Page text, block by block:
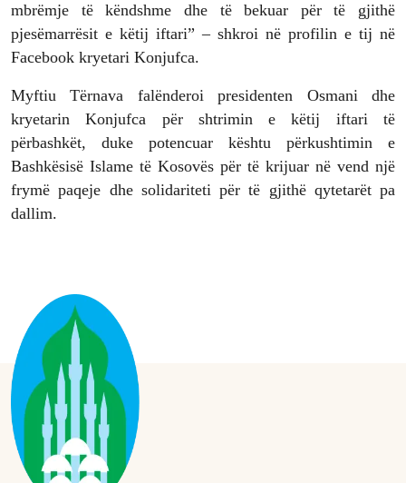
mbrëmje të këndshme dhe të bekuar për të gjithë
pjesëmarrësit e këtij iftari” – shkroi në profilin e tij në
Facebook kryetari Konjufca.
Myftiu Tërnava falënderoi presidenten Osmani dhe
kryetarin Konjufca për shtrimin e këtij iftari të
përbashkët, duke potencuar kështu përkushtimin e
Bashkësisë Islame të Kosovës për të krijuar në vend një
frymë paqeje dhe solidariteti për të gjithë qytetarët pa
dallim.